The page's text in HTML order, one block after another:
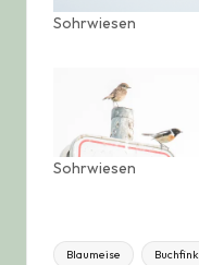
Sohrwiesen
Sohrwiesen
Tags:
Blaumeise Buchfink